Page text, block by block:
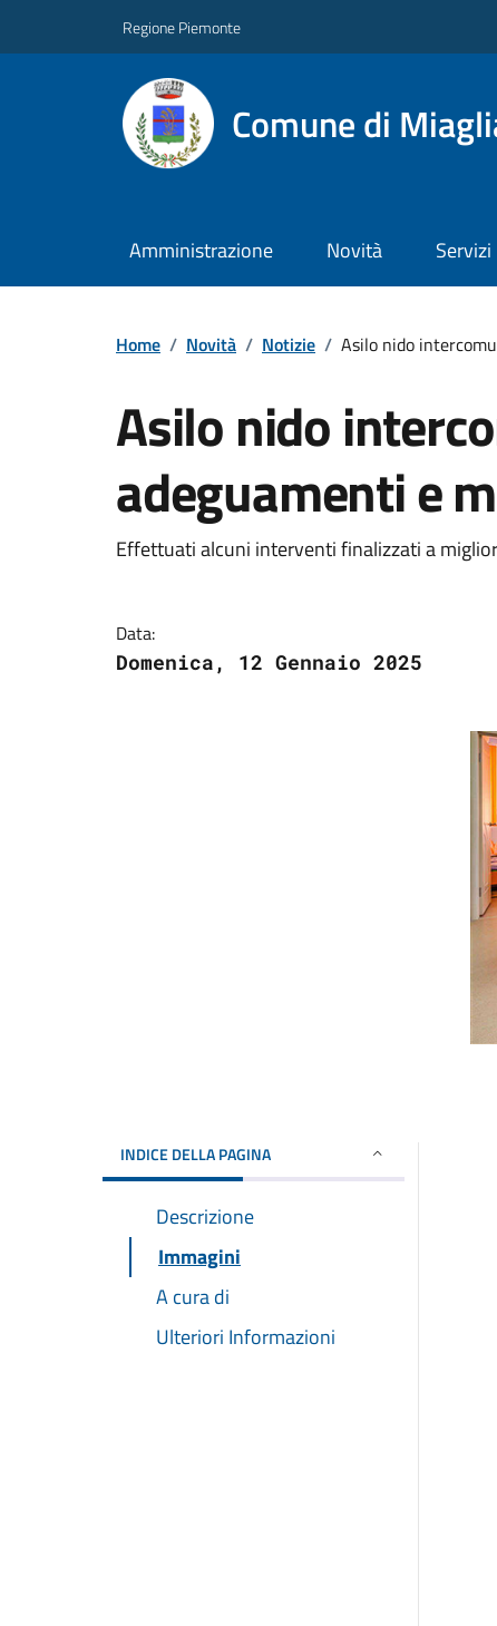
Regione Piemonte
Comune di
Amministrazione Novità Servizi
Home / Novità / Notizie / Asilo nido
Asilo nido
adeguamenti e
Effettuati alcuni interventi finalizzati a
Data:
Domenica, 12 Gennaio 2025
INDICE DELLA PAGINA
Descrizione
Immagini
A cura di
Ulteriori Informazioni